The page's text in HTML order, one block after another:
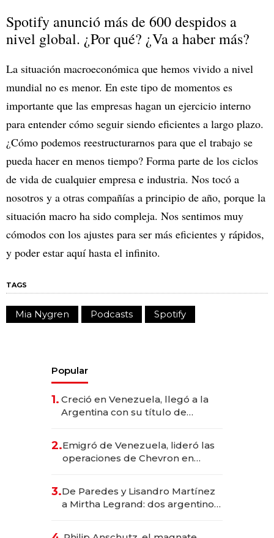
Spotify anunció más de 600 despidos a
nivel global. ¿Por qué? ¿Va a haber más?
La situación macroeconómica que hemos vivido a nivel
mundial no es menor. En este tipo de momentos es
importante que las empresas hagan un ejercicio interno
para entender cómo seguir siendo eficientes a largo plazo.
¿Cómo podemos reestructurarnos para que el trabajo se
pueda hacer en menos tiempo? Forma parte de los ciclos
de vida de cualquier empresa e industria. Nos tocó a
nosotros y a otras compañías a principio de año, porque la
situación macro ha sido compleja. Nos sentimos muy
cómodos con los ajustes para ser más eficientes y rápidos,
y poder estar aquí hasta el infinito.
TAGS
Mia Nygren Podcasts Spotify
Popular
1. Creció en Venezuela, llegó a la
Argentina con su título de
las marcas "fast premium"
2.Emigró de Venezuela, lideró las
operaciones de Chevron en
3.De Paredes y Lisandro Martínez
a Mirtha Legrand: dos argentinos